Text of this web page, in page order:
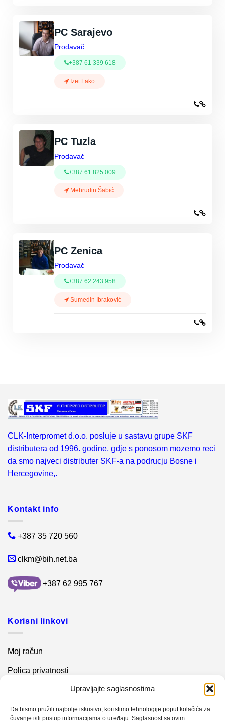
Upravljajte saglasnostima
Da bismo pružili najbolje iskustvo, koristimo tehnologije poput kolačića za
čuvanje i/ili pristup informacijama o uređaju. Saglasnost sa ovim
PC Sarajevo
Prodavač
+387 61 339 618
Izet Fako
PC Tuzla
Prodavač
+387 61 825 009
Mehrudin Šabić
PC Zenica
Prodavač
+387 62 243 958
Sumedin Ibraković
CLK-Interpromet d.o.o. posluje u sastavu grupe SKF
distributera od 1996. godine, gdje s ponosom mozemo reci
da smo najveci distributer SKF-a na podrucju Bosne i
Hercegovine,.
Kontakt info
+387 35 720 560
clkm@bih.net.ba
+387 62 995 767
Korisni linkovi
Moj račun
Polica privatnosti
Kontakt info